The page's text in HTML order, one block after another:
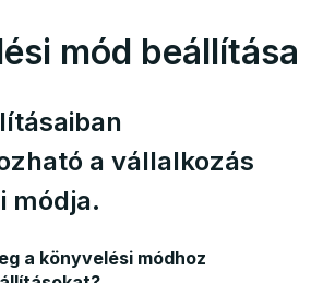
mód beállítása
a vállalkozás
módja.
a könyvelési módhoz